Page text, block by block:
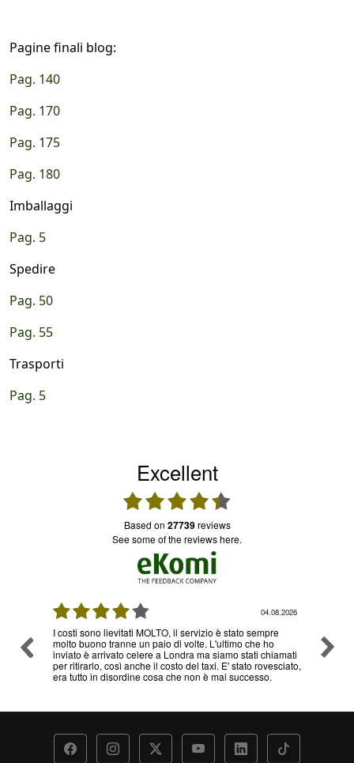
Pagine finali blog:
Pag. 140
Pag. 170
Pag. 175
Pag. 180
Imballaggi
Pag. 5
Spedire
Pag. 50
Pag. 55
Trasporti
Pag. 5
Excellent
based on 27739reviews
see some of the reviews here.
04.08.2026
I costi sono lievitati MOLTO, il servizio è stato sempre
molto buono tranne un paio di volte. L'ultimo che ho
inviato è arrivato celere a Londra ma siamo stati chiamati
per ritirarlo, così anche il costo del taxi. E' stato rovesciato,
era tutto in disordine cosa che non è mai successo.